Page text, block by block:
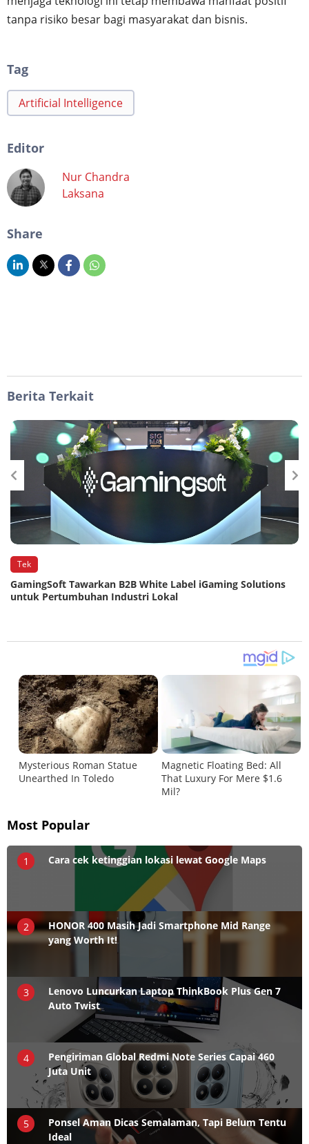
tanpa risiko besar bagi masyarakat dan bisnis.
Tag
Artificial Intelligence
Editor
Nur Chandra
Laksana
Share
Berita Terkait
Tek
GamingSoft Tawarkan B2B White Label iGaming Solutions
untuk Pertumbuhan Industri Lokal
Most Popular
1 Cara cek ketinggian lokasi lewat Google Maps
2
HONOR 400 Masih Jadi Smartphone Mid Range
yang Worth It!
3
Lenovo Luncurkan Laptop ThinkBook Plus Gen 7
Auto Twist
4
Pengiriman Global Redmi Note Series Capai 460
Juta Unit
5
Ponsel Aman Dicas Semalaman, Tapi Belum Tentu
Ideal